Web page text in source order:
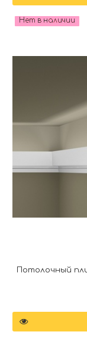
Нет в наличии
Потолочный